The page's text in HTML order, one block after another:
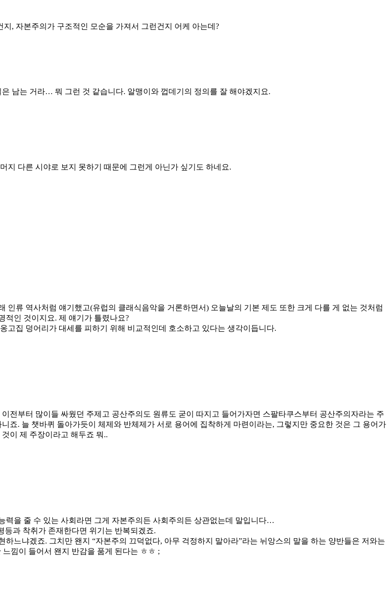
, 자본주의가 구조적인 모순을 가져서 그런건지 어케 아는데?
남는 거라… 뭐 그런 것 같습니다. 알맹이와 껍데기의 정의를 잘 해야겠지요.
지 다른 시야로 보지 못하기 때문에 그런게 아닌가 싶기도 하네요.
인류 역사처럼 얘기했고(유럽의 클래식음악을 거론하면서) 오늘날의 기본 제도 또한 크게 다를 게 없는 것처럼
적인 것이지요. 제 얘기가 틀렸나요?
고집 덩어리가 대세를 피하기 위해 비교적인데 호소하고 있다는 생각이듭니다.
전부터 많이들 싸웠던 주제고 공산주의도 원류도 굳이 따지고 들어가자면 스팔타쿠스부터 공산주의자라는 주
죠. 늘 챗바퀴 돌아가듯이 체제와 반체제가 서로 용어에 집착하게 마련이라는, 그렇지만 중요한 것은 그 용어가
이 제 주장이라고 해두죠 뭐..
력을 줄 수 있는 사회라면 그게 자본주의든 사회주의든 상관없는데 말입니다…
등과 착취가 존재한다면 위기는 반복되겠죠.
느냐겠죠. 그치만 왠지 “자본주의 끄덕없다, 아무 걱정하지 말아라”라는 뉘앙스의 말을 하는 양반들은 저와는
낌이 들어서 왠지 반감을 품게 된다는 ㅎㅎ ;